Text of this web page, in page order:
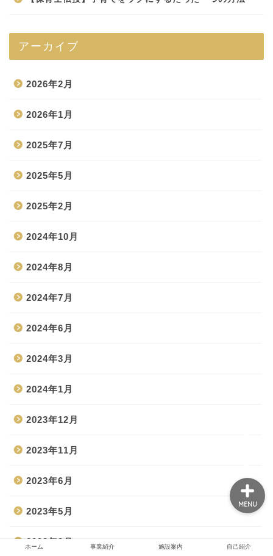
アーカイブ
2026年2月
2026年1月
2025年7月
2025年5月
2025年2月
2024年10月
2024年8月
2024年7月
2024年6月
2024年3月
2024年1月
2023年12月
2023年11月
2023年6月
2023年5月
2023年3月
ホーム 事業紹介 施設案内 自己紹介
MENU